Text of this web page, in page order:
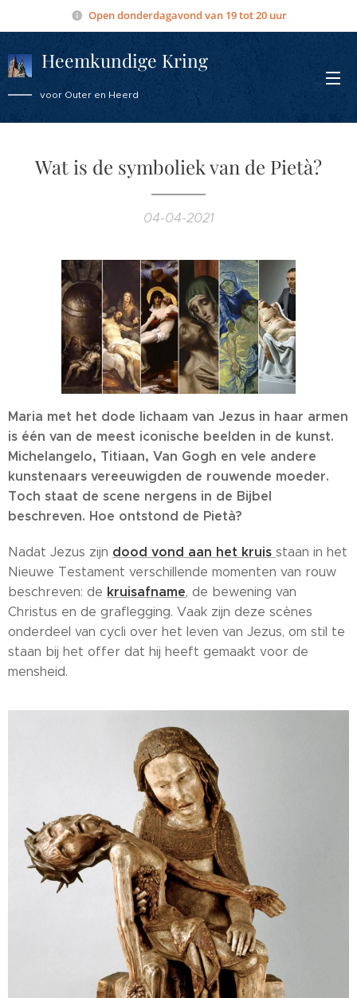
Open donderdagavond van 19 tot 20 uur
Heemkundige Kring
Overmere
voor Outer en Heerd
Wat is de symboliek van de Pietà?
04-04-2021
Maria met het dode lichaam van Jezus in haar armen
is één van de meest iconische beelden in de kunst.
Michelangelo, Titiaan, Van Gogh en vele andere
kunstenaars vereeuwigden de rouwende moeder.
Toch staat de scene nergens in de Bijbel
beschreven. Hoe ontstond de Pietà?
Nadat Jezus zijn dood vond aan het kruis staan in het
Nieuwe Testament verschillende momenten van rouw
beschreven: de kruisafname, de bewening van
Christus en de graflegging. Vaak zijn deze scènes
onderdeel van cycli over het leven van Jezus, om stil te
staan bij het offer dat hij heeft gemaakt voor de
mensheid.